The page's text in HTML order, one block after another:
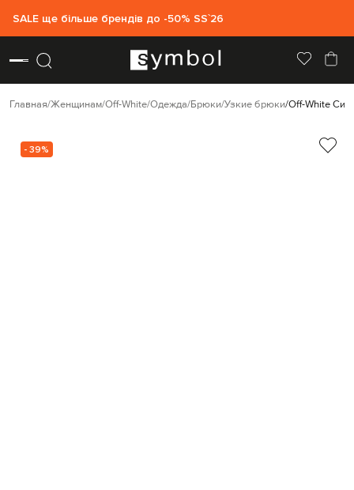
SALE ще більше брендів до -50% SS`26
Главная Женщинам Off-White Одежда Брюки Узкие брюки Off-White
- 39%